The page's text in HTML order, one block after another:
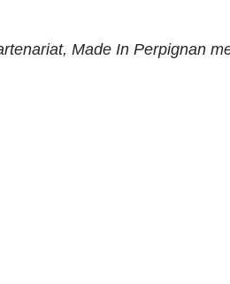
Made In Perpignan